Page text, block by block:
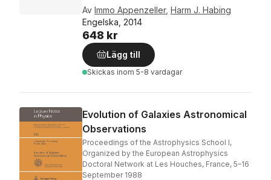
Av Immo Appenzeller, Harm J. Habing
Engelska, 2014
648 kr
Lägg till
Skickas inom 5-8 vardagar
Evolution of Galaxies Astronomical
Observations
Proceedings of the Astrophysics School I,
Organized by the European Astrophysics
Doctoral Network at Les Houches, France, 5–16
September 1988